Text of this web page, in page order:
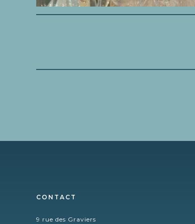
CONTACT
9 rue des Graviers